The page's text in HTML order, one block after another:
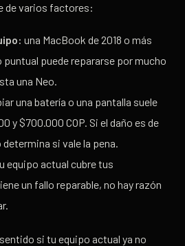
de varios factores:
una MacBook de 2018 o más
puntual puede repararse por mucho
una Neo.
una batería o una pantalla suele
y $700.000 COP. Si el daño es de
si vale la pena.
equipo actual cubre tus
un fallo reparable, no hay razón
si tu equipo actual ya no